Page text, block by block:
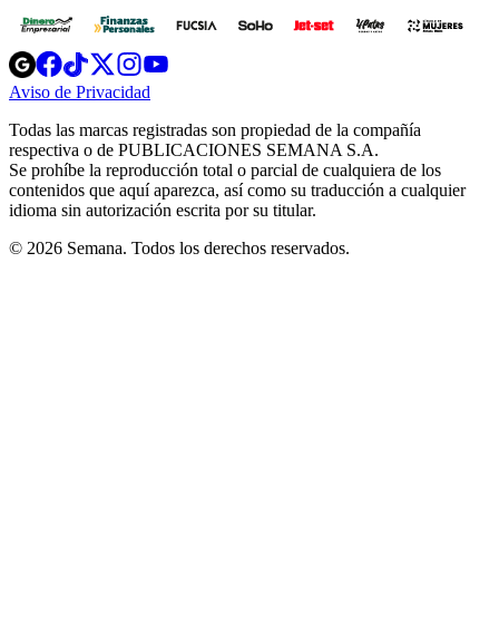
Opens
in
new
Opens
in
new
Opens
in
new
window
Opens
new
windowwindow
Aviso de Privacidad
new
window
Todas las marcas registradas son propiedad de la compañía
respectiva o de PUBLICACIONES SEMANA S.A.
Se prohíbe la reproducción total o parcial de cualquiera de los
contenidos que aquí aparezca, así como su traducción a cualquier
idioma sin autorización escrita por su titular.
© 2026 Semana. Todos los derechos reservados.